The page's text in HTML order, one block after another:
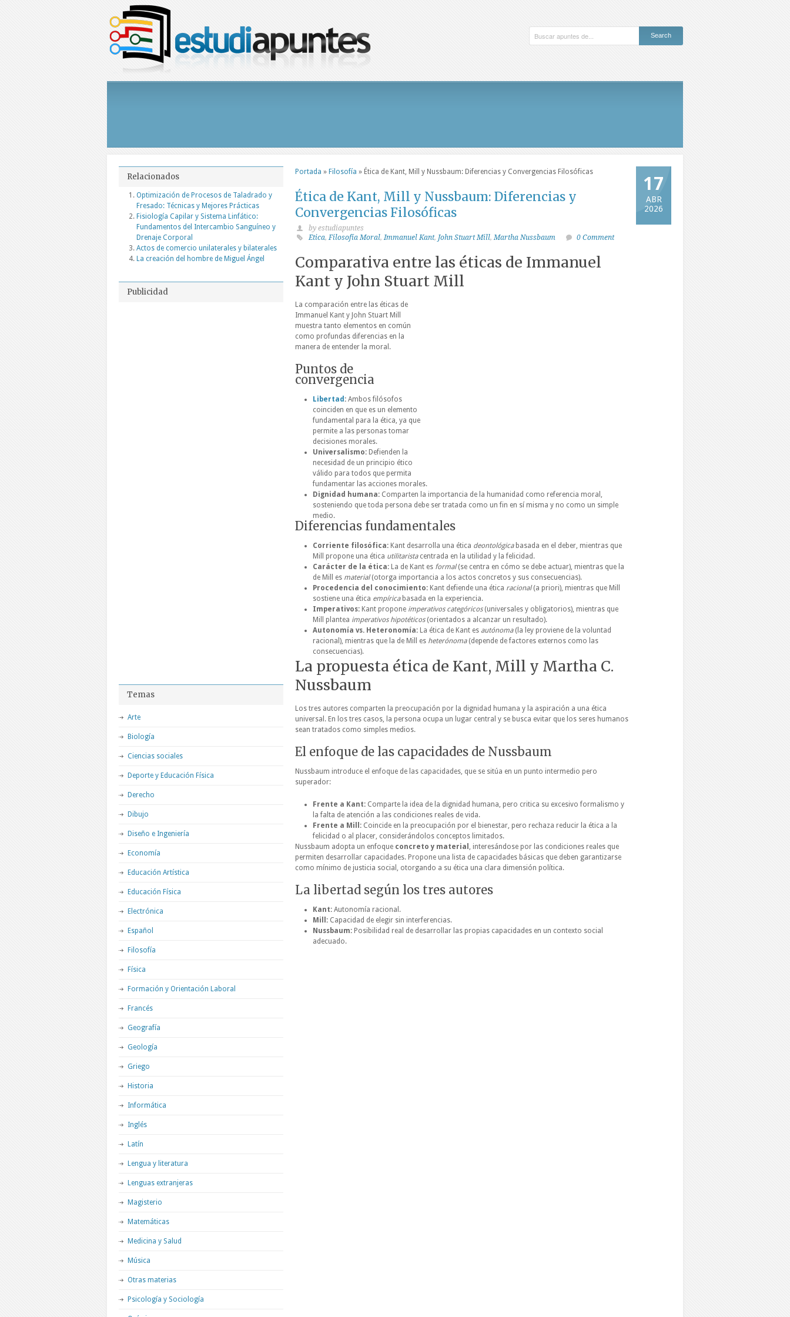
17
ABR
2026
Portada » Filosofía » Ética de Kant, Mill y Nussbaum: Diferencias y Convergencias Filosóficas
Ética de Kant, Mill y Nussbaum: Diferencias y
Convergencias Filosóficas
by estudiapuntes
Etica,Filosofía Moral,Immanuel Kant, John Stuart Mill,Martha Nussbaum 0 Comment
Comparativa entre las éticas de Immanuel
Kant y John Stuart Mill
La comparación entre las éticas de
Immanuel Kant y John Stuart Mill
muestra tanto elementos en común
como profundas diferencias en la
manera de entender la moral.
Puntos de
convergencia
Libertad: Ambos filósofos
coinciden en que es un elemento
fundamental para la ética, ya que
permite a las personas tomar
decisiones morales.
Universalismo: Defienden la
necesidad de un principio ético
válido para todos que permita
fundamentar las acciones morales.
Dignidad humana: Comparten la importancia de la humanidad como referencia moral,
sosteniendo que toda persona debe ser tratada como un fin en sí misma y no como un simple
medio.
Diferencias fundamentales
Corriente filosófica: Kant desarrolla una ética deontológicabasada en el deber, mientras que
Mill propone una ética utilitaristacentrada en la utilidad y la felicidad.
Carácter de la ética: La de Kant es formal(se centra en cómo se debe actuar), mientras que la
de Mill es material(otorga importancia a los actos concretos y sus consecuencias).
Procedencia del conocimiento: Kant defiende una ética racional(a priori), mientras que Mill
sostiene una ética empíricabasada en la experiencia.
Imperativos: Kant propone imperativos categóricos(universales y obligatorios), mientras que
Mill plantea imperativos hipotéticos(orientados a alcanzar un resultado).
Autonomía vs. Heteronomía: La ética de Kant es autónoma(la ley proviene de la voluntad
racional), mientras que la de Mill es heterónoma(depende de factores externos como las
consecuencias).
La propuesta ética de Kant, Mill y Martha C.
Nussbaum
Los tres autores comparten la preocupación por la dignidad humana y la aspiración a una ética
universal. En los tres casos, la persona ocupa un lugar central y se busca evitar que los seres humanos
sean tratados como simples medios.
El enfoque de las capacidades de Nussbaum
Nussbaum introduce el enfoque de las capacidades, que se sitúa en un punto intermedio pero
superador:
Frente a Kant: Comparte la idea de la dignidad humana, pero critica su excesivo formalismo y
la falta de atención a las condiciones reales de vida.
Frente a Mill: Coincide en la preocupación por el bienestar, pero rechaza reducir la ética a la
felicidad o al placer, considerándolos conceptos limitados.
Nussbaum adopta un enfoque concreto y material , interesándose por las condiciones reales que
permiten desarrollar capacidades. Propone una lista de capacidades básicas que deben garantizarse
como mínimo de justicia social, otorgando a su ética una clara dimensión política.
La libertad según los tres autores
Kant: Autonomía racional.
Mill: Capacidad de elegir sin interferencias.
Nussbaum: Posibilidad real de desarrollar las propias capacidades en un contexto social
adecuado.
Relacionados
Optimización de Procesos de Taladrado y
Fresado: Técnicas y Mejores Prácticas
Fisiología Capilar y Sistema Linfático:
Fundamentos del Intercambio Sanguíneo y
Drenaje Corporal
Actos de comercio unilaterales y bilaterales
La creación del hombre de Miguel Ángel
Publicidad
Temas
Arte
Biología
Ciencias sociales
Deporte y Educación Física
Derecho
Dibujo
Diseño e Ingeniería
Economía
Educación Artística
Educación Física
Electrónica
Español
Filosofía
Física
Formación y Orientación Laboral
Francés
Geografía
Geología
Griego
Historia
Informática
Inglés
Latín
Lengua y literatura
Lenguas extranjeras
Magisterio
Matemáticas
Medicina y Salud
Música
Otras materias
Psicología y Sociología